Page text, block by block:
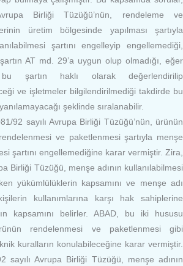
Birliği Tüzüğü’nün, rendeleme ve
üretim bölgesinde yapılması şartıyla
şartını engelleyip engellemediği,
AT md. 29’a uygun olup olmadığı, eğer
şartın haklı olarak değerlendirilip
ve işletmeler bilgilendirilmediği takdirde bu
şeklinde sıralanabilir.
92 sayılı Avrupa Birliği Tüzüğü’nün, ürünün
ve paketlenmesi şartıyla menşe
şartını engellemediğine karar vermiştir. Zira,
Birliği Tüzüğü, menşe adının kullanılabilmesi
yükümlülüklerin kapsamını ve menşe adı
kullanımlarına karşı hak sahiplerine
kapsamını belirler. ABAD, bu iki hususu
rendelenmesi ve paketlenmesi gibi
kuralların konulabileceğine karar vermiştir.
sayılı Avrupa Birliği Tüzüğü, menşe adının